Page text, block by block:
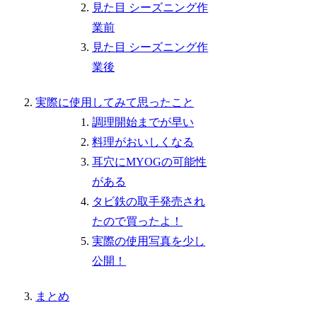
見た目 シーズニング作
業前
見た目 シーズニング作
業後
実際に使用してみて思ったこと
調理開始までが早い
料理がおいしくなる
耳穴にMYOGの可能性
がある
タビ鉄の取手発売され
たので買ったよ！
実際の使用写真を少し
公開！
まとめ